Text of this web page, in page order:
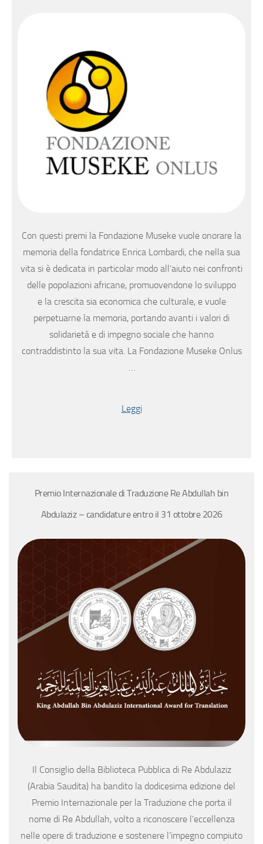
Con questi premi la Fondazione Museke vuole onorare la
memoria della fondatrice Enrica Lombardi, che nella sua
vita si è dedicata in particolar modo all’aiuto nei confronti
delle popolazioni africane, promuovendone lo sviluppo
e la crescita sia economica che culturale, e vuole
perpetuarne la memoria, portando avanti i valori di
solidarietà e di impegno sociale che hanno
contraddistinto la sua vita. La Fondazione Museke Onlus
…
Leggi
Premio Internazionale di Traduzione Re Abdullah bin
Abdulaziz – candidature entro il 31 ottobre 2026
Il Consiglio della Biblioteca Pubblica di Re Abdulaziz
(Arabia Saudita) ha bandito la dodicesima edizione del
Premio Internazionale per la Traduzione che porta il
nome di Re Abdullah, volto a riconoscere l’eccellenza
nelle opere di traduzione e sostenere l’impegno compiuto